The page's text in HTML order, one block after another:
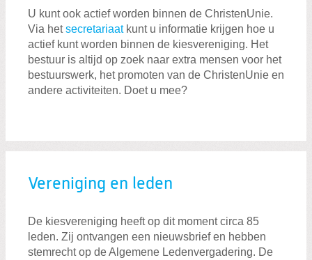
U kunt ook actief worden binnen de ChristenUnie.
Via hetsecretariaatkunt u informatie krijgen hoe u
actief kunt worden binnen de kiesvereniging. Het
bestuur is altijd op zoek naar extra mensen voor het
bestuurswerk, het promoten van de ChristenUnie en
andere activiteiten. Doet u mee?
Vereniging en leden
De kiesvereniging heeft op dit moment circa 85
leden. Zij ontvangen een nieuwsbrief en hebben
stemrecht op de Algemene Ledenvergadering. De